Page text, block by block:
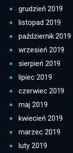
grudzień 2019
listopad 2019
październik 2019
wrzesień 2019
sierpień 2019
lipiec 2019
czerwiec 2019
maj 2019
kwiecień 2019
marzec 2019
luty 2019